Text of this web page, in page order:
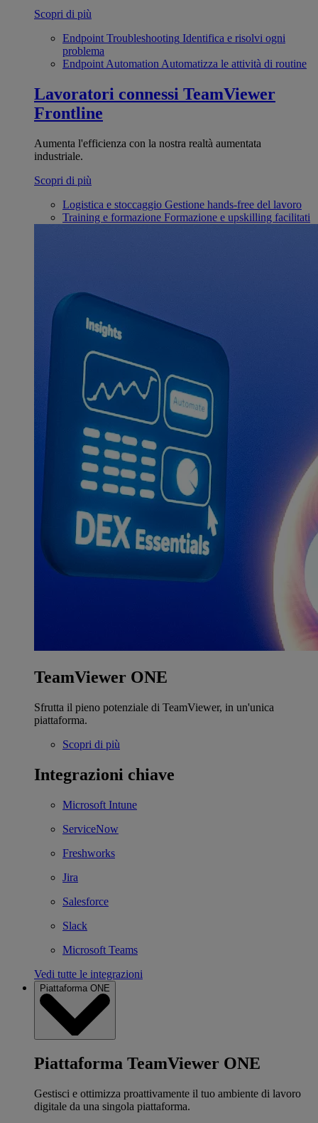
Scopri di più
Endpoint Troubleshooting Identifica e risolvi ogni
problema
Endpoint Automation Automatizza le attività di routine
Lavoratori connessi TeamViewer
Frontline
Aumenta l'efficienza con la nostra realtà aumentata
industriale.
Scopri di più
Logistica e stoccaggio Gestione hands-free del lavoro
Training e formazione Formazione e upskilling facilitati
TeamViewer ONE
Sfrutta il pieno potenziale di TeamViewer, in un'unica
piattaforma.
Scopri di più
Integrazioni chiave
Microsoft Intune
ServiceNow
Freshworks
Jira
Salesforce
Slack
Microsoft Teams
Vedi tutte le integrazioni
Piattaforma ONE
Piattaforma TeamViewer ONE
Gestisci e ottimizza proattivamente il tuo ambiente di lavoro
digitale da una singola piattaforma.